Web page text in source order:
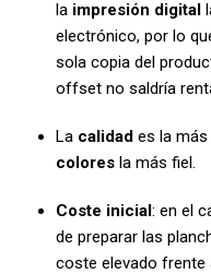
la impresión digital
electrónico, por lo
sola copia del
offset no saldría
La calidad es la
colores la más fiel.
Coste inicial: en el
de preparar las
coste elevado frente